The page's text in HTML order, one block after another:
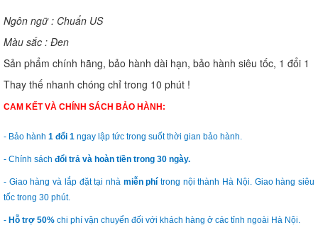
Ngôn ngữ : Chuẩn US
Màu sắc : Đen
Sản phẩm chính hãng, bảo hành dài hạn, bảo hành siêu tốc, 1 đổi 1
Thay thế nhanh chóng chỉ trong 10 phút !
CAM KẾT VÀ CHÍNH SÁCH BẢO HÀNH:
- Bảo hành 1 đổi 1 ngay lập tức trong suốt thời gian bảo hành.
- Chính sách đổi trả và hoàn tiền trong 30 ngày.
- Giao hàng và lắp đặt tại nhà miễn phí trong nội thành Hà Nội. Giao hàng siêu
tốc trong 30 phút.
- Hỗ trợ 50% chi phí vận chuyển đối với khách hàng ở các tỉnh ngoài Hà Nội.